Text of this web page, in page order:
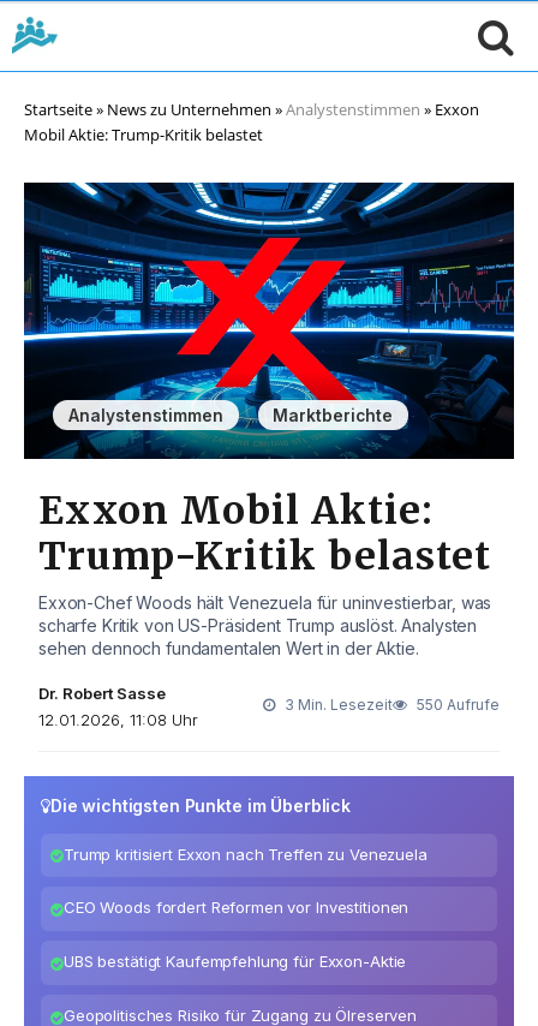
Startseite» News zu Unternehmen »Analystenstimmen » Exxon
Mobil Aktie: Trump-Kritik belastet
Analystenstimmen , Marktberichte
Exxon Mobil Aktie:
Trump-Kritik belastet
Exxon-Chef Woods hält Venezuela für uninvestierbar, was
scharfe Kritik von US-Präsident Trump auslöst. Analysten
sehen dennoch fundamentalen Wert in der Aktie.
Dr. Robert Sasse
12.01.2026, 11:08 Uhr
3 Min. Lesezeit 550 Aufrufe
Die wichtigsten Punkte im Überblick
Trump kritisiert Exxon nach Treffen zu Venezuela
CEO Woods fordert Reformen vor Investitionen
UBS bestätigt Kaufempfehlung für Exxon-Aktie
Geopolitisches Risiko für Zugang zu Ölreserven